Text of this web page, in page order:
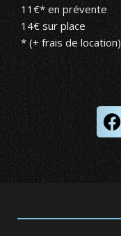
11€* en prévente
14€ sur place
* (+ frais de location)